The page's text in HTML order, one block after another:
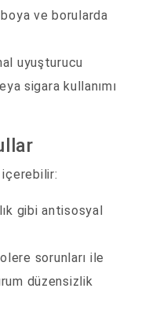
ve borularda
uyuşturucu
sigara kullanımı
gibi antisosyal
sorunları ile
düzensizlik